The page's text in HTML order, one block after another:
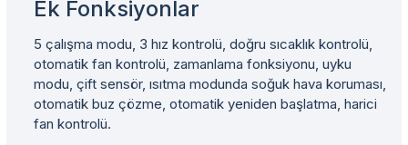
Ek Fonksiyonlar
5 çalışma modu, 3 hız kontrolü, doğru sıcaklık kontrolü,
otomatik fan kontrolü, zamanlama fonksiyonu, uyku
modu, çift sensör, ısıtma modunda soğuk hava koruması,
otomatik buz çözme, otomatik yeniden başlatma, harici
fan kontrolü.